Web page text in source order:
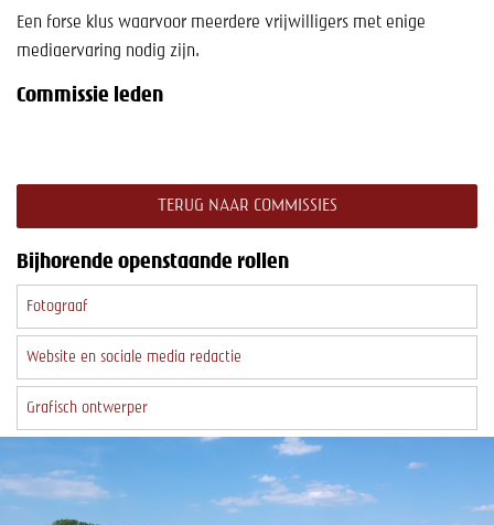
Een forse klus waarvoor meerdere vrijwilligers met enige
mediaervaring nodig zijn.
Commissie leden
TERUG NAAR COMMISSIES
Bijhorende openstaande rollen
Fotograaf
Website en sociale media redactie
Grafisch ontwerper